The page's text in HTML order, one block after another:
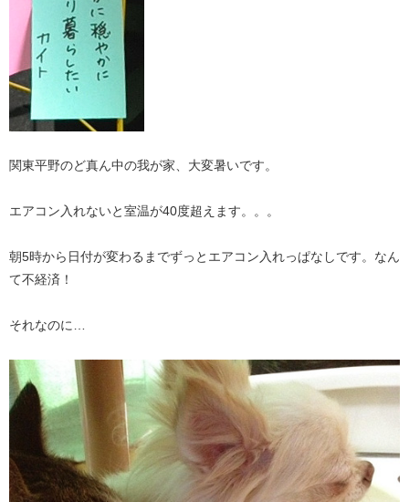
関東平野のど真ん中の我が家、大変暑いです。
エアコン入れないと室温が40度超えます。。。
朝5時から日付が変わるまでずっとエアコン入れっぱなしです。なん
て不経済！
それなのに…